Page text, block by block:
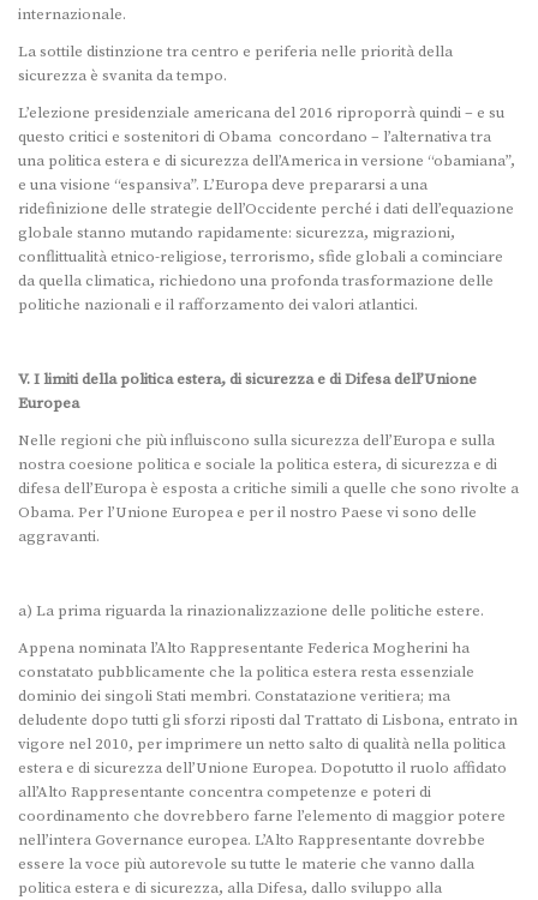
internazionale.
La sottile distinzione tra centro e periferia nelle priorità della
sicurezza è svanita da tempo.
L’elezione presidenziale americana del 2016 riproporrà quindi – e su
questo critici e sostenitori di Obama concordano – l’alternativa tra
una politica estera e di sicurezza dell’America in versione “obamiana”,
e una visione “espansiva”. L’Europa deve prepararsi a una
ridefinizione delle strategie dell’Occidente perché i dati dell’equazione
globale stanno mutando rapidamente: sicurezza, migrazioni,
conflittualità etnico-religiose, terrorismo, sfide globali a cominciare
da quella climatica, richiedono una profonda trasformazione delle
politiche nazionali e il rafforzamento dei valori atlantici.
V. I limiti della politica estera, di sicurezza e di Difesa dell’Unione
Europea
Nelle regioni che più influiscono sulla sicurezza dell’Europa e sulla
nostra coesione politica e sociale la politica estera, di sicurezza e di
difesa dell’Europa è esposta a critiche simili a quelle che sono rivolte a
Obama. Per l’Unione Europea e per il nostro Paese vi sono delle
aggravanti.
a) La prima riguarda la rinazionalizzazione delle politiche estere.
Appena nominata l’Alto Rappresentante Federica Mogherini ha
constatato pubblicamente che la politica estera resta essenziale
dominio dei singoli Stati membri. Constatazione veritiera; ma
deludente dopo tutti gli sforzi riposti dal Trattato di Lisbona, entrato in
vigore nel 2010, per imprimere un netto salto di qualità nella politica
estera e di sicurezza dell’Unione Europea. Dopotutto il ruolo affidato
all’Alto Rappresentante concentra competenze e poteri di
coordinamento che dovrebbero farne l’elemento di maggior potere
nell’intera Governance europea. L’Alto Rappresentante dovrebbe
essere la voce più autorevole su tutte le materie che vanno dalla
politica estera e di sicurezza, alla Difesa, dallo sviluppo alla